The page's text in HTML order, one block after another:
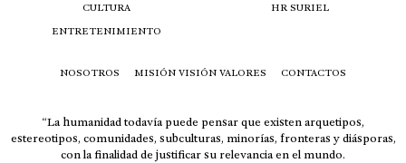
CULTURA
ENTRETENIMIENTO
HR SURIEL
NOSOTROS MISIÓN VISIÓN VALORES CONTACTOS
“La humanidad todavía puede pensar que existen arquetipos,
estereotipos, comunidades, subculturas, minorías, fronteras y diásporas,
con la finalidad de justificar su relevancia en el mundo.